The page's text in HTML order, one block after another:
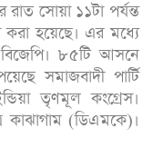
সোয়া ১১টা পর্যন্ত
হয়েছে। এর মধ্যে
৮৫টি আসনে
সমাজবাদী পার্টি
তৃণমূল কংগ্রেস।
কাঝাগাম (ডিএমকে)।